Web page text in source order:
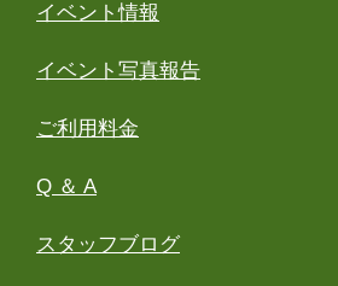
イベント情報
イベント写真報告
ご利用料金
Q ＆ A
スタッフブログ